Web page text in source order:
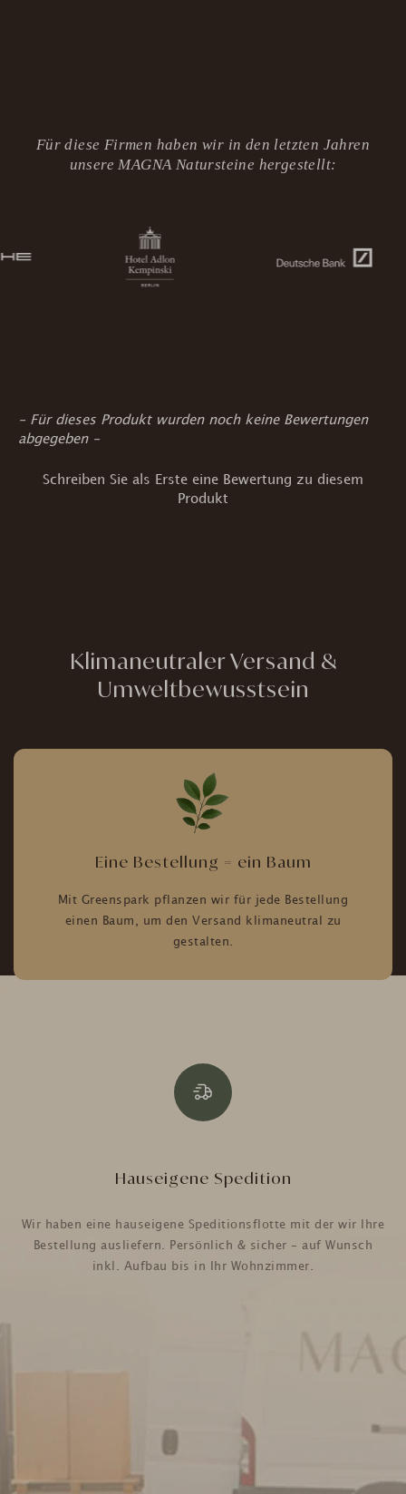
Für diese Firmen haben wir in den letzten Jahren
unsere MAGNA Natursteine hergestellt:
- Für dieses Produkt wurden noch keine Bewertungen
abgegeben -
Schreiben Sie als Erste eine Bewertung zu diesem
Produkt
New content loaded
Klimaneutraler Versand &
Umweltbewusstsein
Eine Bestellung = ein Baum
Mit Greenspark pflanzen wir für jede Bestellung
einen Baum, um den Versand klimaneutral zu
gestalten.
Hauseigene Spedition
Wir haben eine hauseigene Speditionsflotte mit der wir Ihre
Bestellung ausliefern. Persönlich & sicher - auf Wunsch
inkl. Aufbau bis in Ihr Wohnzimmer.